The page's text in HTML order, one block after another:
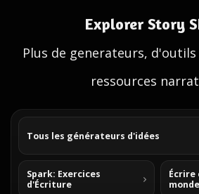
Explorer Story
Plus de generateurs,
ressources
Tous les générateurs d'idées
Spark: Exercices
d'Écriture
monde